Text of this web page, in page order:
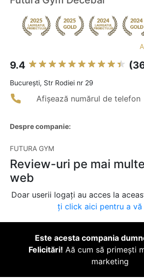
9.4
Bucureşti, Str Rodiei nr 29
Afișează numărul de telefon
Despre companie:
FUTURA GYM
Review-uri pe mai
web
Doar userii logați au acces la
ți click aici pentru a vă
Este acesta compania
Felicitări! Aă cum să primești
marketing